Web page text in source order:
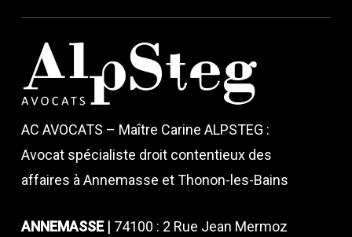
AC AVOCATS – Maître Carine ALPSTEG :
Avocat spécialiste droit contentieux des
affaires à Annemasse et Thonon-les-Bains
ANNEMASSE | 74100 : 2 Rue Jean Mermoz